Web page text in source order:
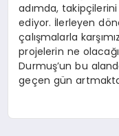
adımda,
ediyor. İlerleyen
çalışmalarla
projelerin ne
Durmuş’un bu
geçen gün